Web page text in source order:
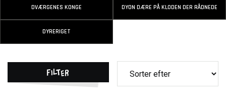
DVÆRGENES KONGE DYON DÆRE PÅ KLODEN DER RÅDNEDE
DYRERIGET
Filter